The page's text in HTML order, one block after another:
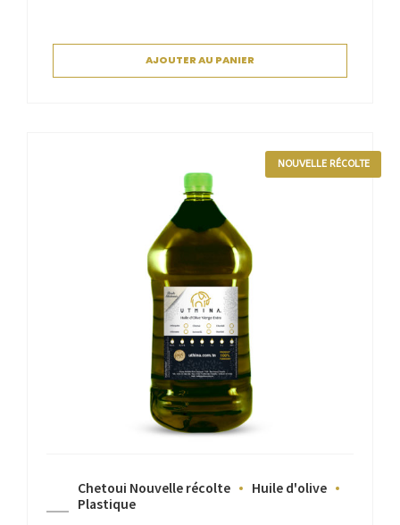
AJOUTER AU PANIER
NOUVELLE RÉCOLTE
Chetoui Nouvelle récolte
Huile d'olive
Plastique